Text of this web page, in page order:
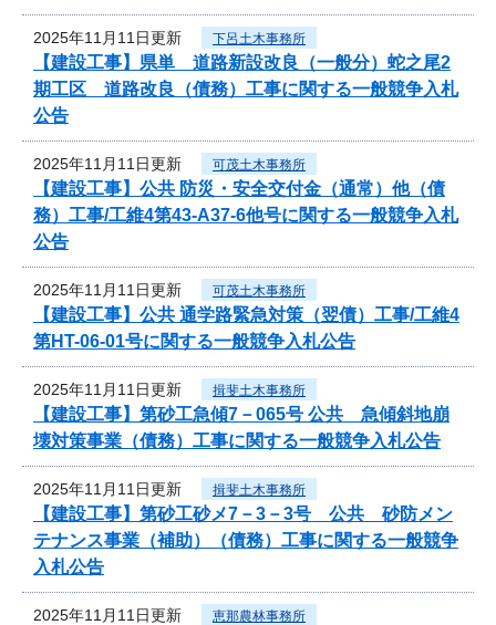
2025年11月11日更新 下呂土木事務所
【建設工事】県単 道路新設改良（一般分）蛇之尾2
期工区 道路改良（債務）工事に関する一般競争入札
公告
2025年11月11日更新 可茂土木事務所
【建設工事】公共 防災・安全交付金（通常）他（債
務）工事/工維4第43-A37-6他号に関する一般競争入札
公告
2025年11月11日更新 可茂土木事務所
【建設工事】公共 通学路緊急対策（翌債）工事/工維4
第HT-06-01号に関する一般競争入札公告
2025年11月11日更新 揖斐土木事務所
【建設工事】第砂工急傾7－065号 公共 急傾斜地崩
壊対策事業（債務）工事に関する一般競争入札公告
2025年11月11日更新 揖斐土木事務所
【建設工事】第砂工砂メ7－3－3号 公共 砂防メン
テナンス事業（補助）（債務）工事に関する一般競争
入札公告
2025年11月11日更新 恵那農林事務所